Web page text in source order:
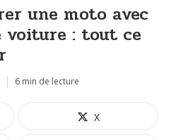
une moto avec
voiture : tout ce
6 min de lecture
X